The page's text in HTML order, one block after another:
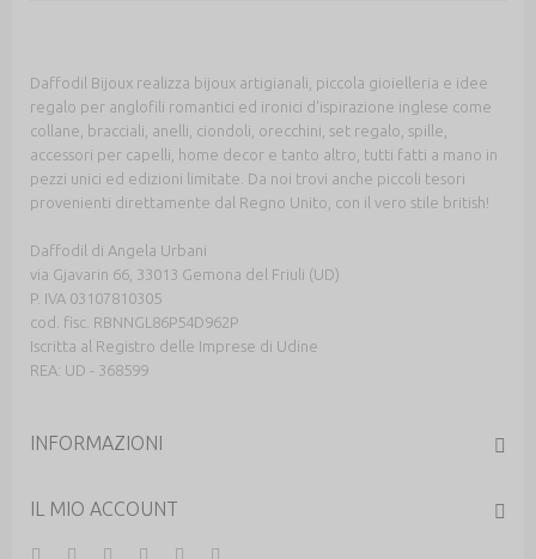
Daffodil Bijoux realizza bijoux artigianali, piccola gioielleria e idee
regalo per anglofili romantici ed ironici d'ispirazione inglese come
collane, bracciali, anelli, ciondoli, orecchini, set regalo, spille,
accessori per capelli, home decor e tanto altro, tutti fatti a mano in
pezzi unici ed edizioni limitate. Da noi trovi anche piccoli tesori
provenienti direttamente dal Regno Unito, con il vero stile british!
Daffodil di Angela Urbani
via Gjavarin 66, 33013 Gemona del Friuli (UD)
P. IVA 03107810305
cod. fisc. RBNNGL86P54D962P
Iscritta al Registro delle Imprese di Udine
REA: UD - 368599
INFORMAZIONI
IL MIO ACCOUNT